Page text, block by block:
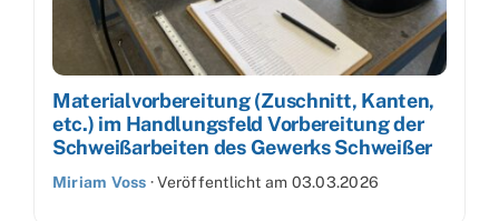
Materialvorbereitung (Zuschnitt, Kanten,
etc.) im Handlungsfeld Vorbereitung der
Schweißarbeiten des Gewerks Schweißer
Miriam Voss ·Veröffentlicht am 03.03.2026